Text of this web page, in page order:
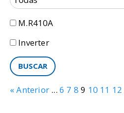
M.R410A
Inverter
« Anterior ... 6 7 8 9 10 11 12